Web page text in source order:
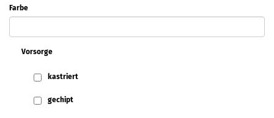
Farbe
Vorsorge
kastriert
gechipt